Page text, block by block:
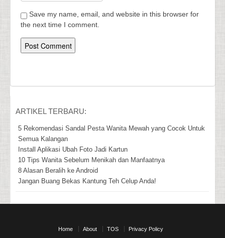
Save my name, email, and website in this browser for
the next time I comment.
ARTIKEL TERBARU:
5 Rekomendasi Sandal Pesta Wanita Mewah yang Cocok Untuk
Semua Kalangan
Install Aplikasi Ubah Foto Jadi Kartun
10 Tips Wanita Sebelum Menikah dan Manfaatnya
8 Alasan Beralih ke Android
Jangan Buang Bekas Kantung Teh Celup Anda!
Home About TOS Privacy Policy